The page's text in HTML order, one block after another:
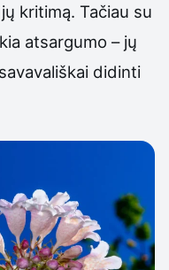
kritimą. Tačiau su
atsargumo – jų
didinti